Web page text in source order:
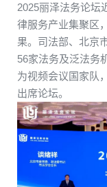
软件客户端
企业集团
应急行业
水利行业
金融行业
公司介绍
公司荣誉
公司新闻
联系我们
加入我们
下载中心
支持中心
立即试用
联系电话：400-
2025丽泽法务论坛
律服务产业集聚区
果。司法部、北京
56家法务及泛法务
为视频会议国家队
出席论坛。